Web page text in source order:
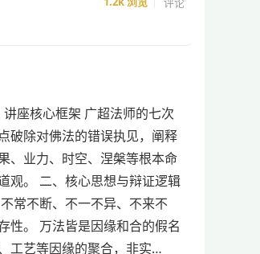
座核心框架 广超法师的七次
破除对佛法的错误执见，阐释
、业力、时空、涅槃等根本命
观。 二、核心思想与辩证逻辑
常不断、不一不异、不来不
性。 万法皆是因缘和合的假名
工艺等因缘的聚合，非实…